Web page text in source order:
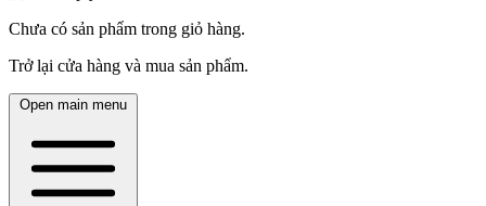
Chưa có sản phẩm trong giỏ hàng.
Trở lại cửa hàng và mua sản phẩm.
Open main menu